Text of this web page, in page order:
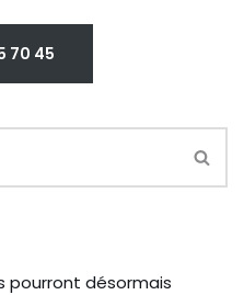
70 45
pourront désormais